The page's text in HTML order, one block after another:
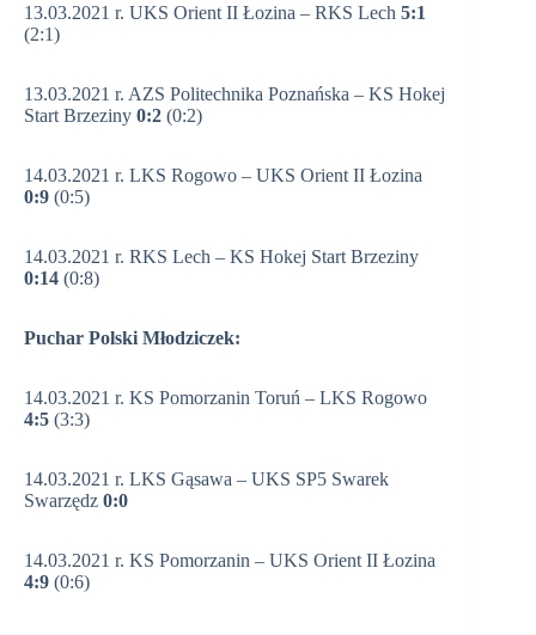
13.03.2021 r. UKS Orient II Łozina – RKS Lech 5:1
(2:1)
13.03.2021 r. AZS Politechnika Poznańska – KS Hokej
Start Brzeziny 0:2 (0:2)
14.03.2021 r. LKS Rogowo – UKS Orient II Łozina
0:9 (0:5)
14.03.2021 r. RKS Lech – KS Hokej Start Brzeziny
0:14 (0:8)
Puchar Polski Młodziczek:
14.03.2021 r. KS Pomorzanin Toruń – LKS Rogowo
4:5 (3:3)
14.03.2021 r. LKS Gąsawa – UKS SP5 Swarek
Swarzędz 0:0
14.03.2021 r. KS Pomorzanin – UKS Orient II Łozina
4:9 (0:6)